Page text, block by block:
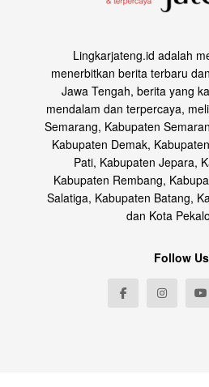
Lingkarjateng.id adalah
menerbitkan berita terbaru
Jawa Tengah, berita yang
mendalam dan terpercaya,
Semarang, Kabupaten
Kabupaten Demak,
Pati, Kabupaten Jepara,
Kabupaten Rembang,
Salatiga, Kabupaten Batang,
dan Kota
Follow Us